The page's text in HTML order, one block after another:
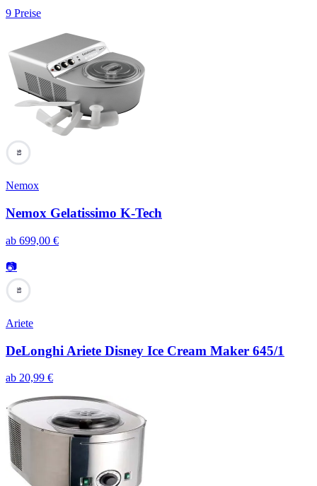
9 Preise
93
Nemox
Nemox Gelatissimo K-Tech
ab 699,00 €
📷
93
Ariete
DeLonghi Ariete Disney Ice Cream Maker 645/1
ab 20,99 €